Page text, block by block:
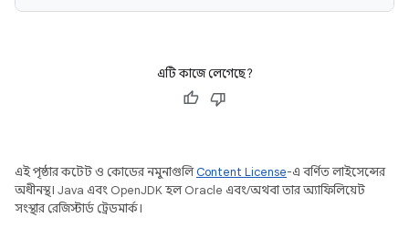
এটি কাজে লেগেছে?
এই পৃষ্ঠার কন্টেন্ট ও কোডের নমুনাগুলিContent License-এ বর্ণিত লাইসেন্সের
অধীনস্থ। Java এবং OpenJDK হল Oracle এবং/অথবা তার অ্যাফিলিয়েট
সংস্থার রেজিস্টার্ড ট্রেডমার্ক।